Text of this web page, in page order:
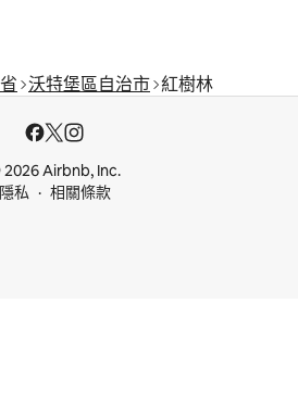
沃特堡區自治市 紅樹林
Airbnb, Inc.
隱私
相關條款